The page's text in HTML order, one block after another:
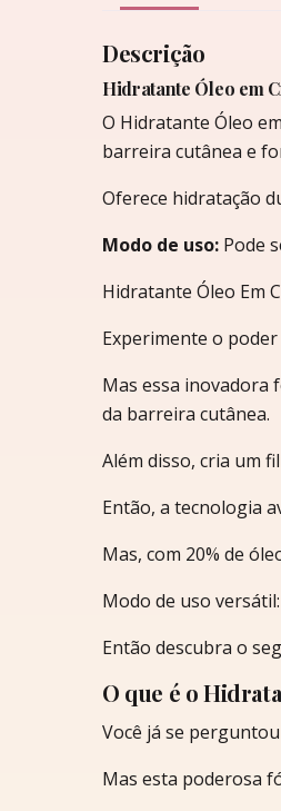
Descrição
Hidratante Óleo em
O Hidratante Óleo
barreira cutânea e
Oferece hidratação
Modo de uso: Pode
Hidratante Óleo Em
Experimente o
Mas essa inovadora
da barreira cutânea.
Além disso, cria um
Então, a tecnologia
Mas, com 20% de
Modo de uso
Então descubra o
O que é o
Você já se
Mas esta poderosa